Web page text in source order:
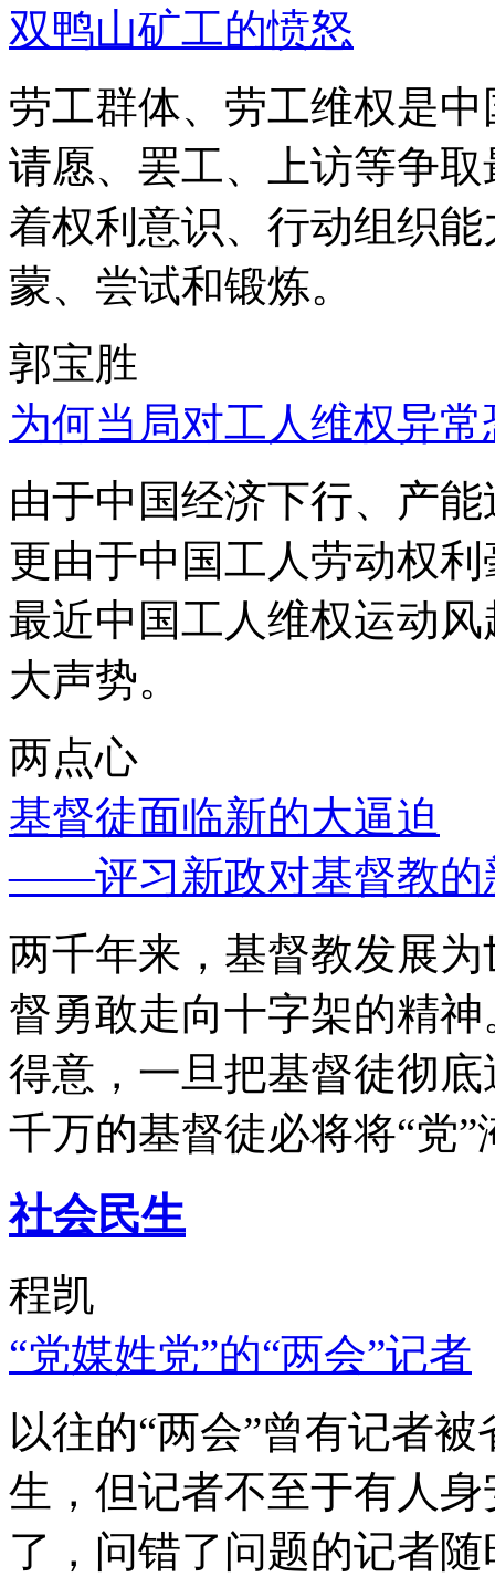
双鸭山矿工的愤怒
劳工群体、劳工维权是
请愿、罢工、上访等争
着权利意识、行动组织
蒙、尝试和锻炼。
郭宝胜
为何当局对工人维权异
由于中国经济下行、产
更由于中国工人劳动权
最近中国工人维权运动
大声势。
两点心
基督徒面临新的大逼迫
——评习新政对基督教的
两千年来，基督教发展
督勇敢走向十字架的精
得意，一旦把基督徒彻
千万的基督徒必将将“党”
社会民生
程凯
“党媒姓党”的“两会”记者
以往的“两会”曾有记者
生，但记者不至于有人
了，问错了问题的记者